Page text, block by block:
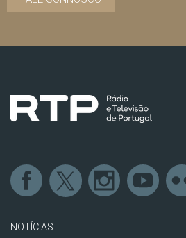
NOTÍCIAS